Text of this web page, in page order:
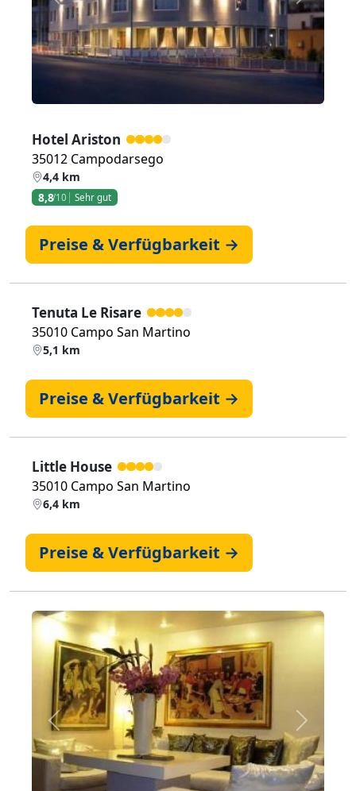
Hotel Ariston
35012 Campodarsego
4,4 km
8,8/10 Sehr gut
Preise & Verfügbarkeit →
Tenuta Le Risare
35010 Campo San Martino
5,1 km
Preise & Verfügbarkeit →
Little House
35010 Campo San Martino
6,4 km
Preise & Verfügbarkeit →
Zurück Weiter